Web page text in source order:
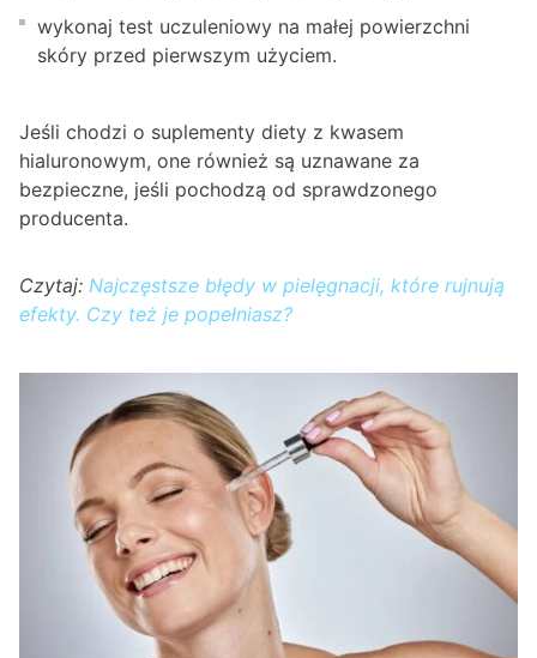
wykonaj test uczuleniowy na małej powierzchni
skóry przed pierwszym użyciem.
Jeśli chodzi o suplementy diety z kwasem
hialuronowym, one również są uznawane za
bezpieczne, jeśli pochodzą od sprawdzonego
producenta.
Czytaj: Najczęstsze błędy w pielęgnacji, które rujnują
efekty. Czy też je popełniasz?